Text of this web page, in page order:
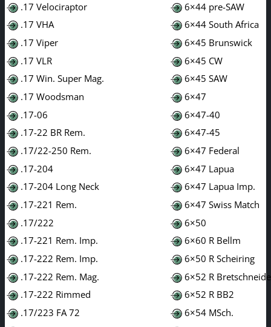
.17 Velociraptor
.17 VHA
.17 Viper
.17 VLR
.17 Win. Super Mag.
.17 Woodsman
.17-06
.17-22 BR Rem.
.17/22-250 Rem.
.17-204
.17-204 Long Neck
.17-221 Rem.
.17/222
.17-221 Rem. Imp.
.17-222 Rem. Imp.
.17-222 Rem. Mag.
.17-222 Rimmed
.17/223 FA 72
6×44 pre-SAW
6×44 South Africa
6×45 Brunswick
6×45 CW
6×45 SAW
6×47
6×47-40
6×47-45
6×47 Federal
6×47 Lapua
6×47 Lapua Imp.
6×47 Swiss Match
6×50
6×60 R Bellm
6×50 R Scheiring
6×52 R
6×52 R BB2
6×54 MSch.